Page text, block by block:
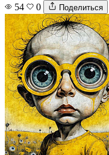
54
0 Поделиться